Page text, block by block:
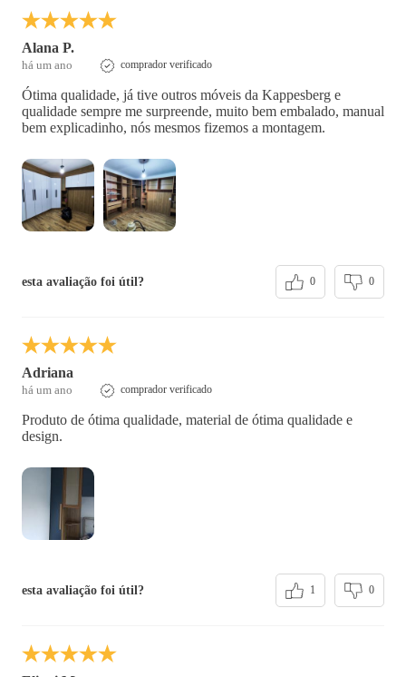
Alana P.
há um ano comprador verificado
Ótima qualidade, já tive outros móveis da Kappesberg e
qualidade sempre me surpreende, muito bem embalado, manual
bem explicadinho, nós mesmos fizemos a montagem.
esta avaliação foi útil? 0 0
Adriana
há um ano comprador verificado
Produto de ótima qualidade, material de ótima qualidade e
design.
esta avaliação foi útil? 1 0